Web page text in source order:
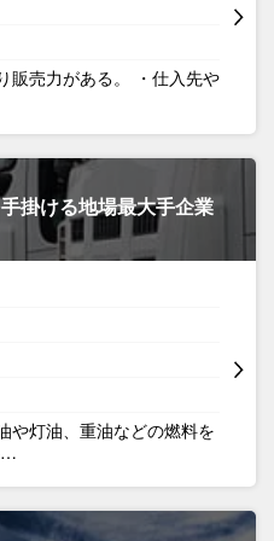
販売力がある。 ・仕入先や
掛ける地場最大手企業
や灯油、重油などの燃料を
…